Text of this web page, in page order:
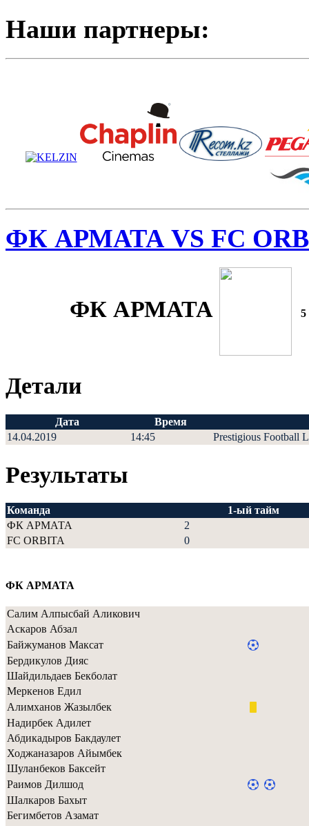
Наши партнеры:
ФК АРМАТА VS FC
ФК АРМАТА 5
Детали
Дата
Время
14.04.2019
14:45 Prestigious Football
Результаты
Команда
1-ый тайм
ФК АРМАТА
2
FC ORBITA
0
ФК АРМАТА
Салим Алпысбай Аликович
Аскаров Абзал
Байжуманов Максат
Бердикулов Дияс
Шайдильдаев Бекболат
Меркенов Едил
Алимханов Жазылбек
Надирбек Адилет
Абдикадыров Бакдаулет
Ходжаназаров Айымбек
Шуланбеков Баксейт
Раимов Дилшод
Шалкаров Бахыт
Бегимбетов Азамат